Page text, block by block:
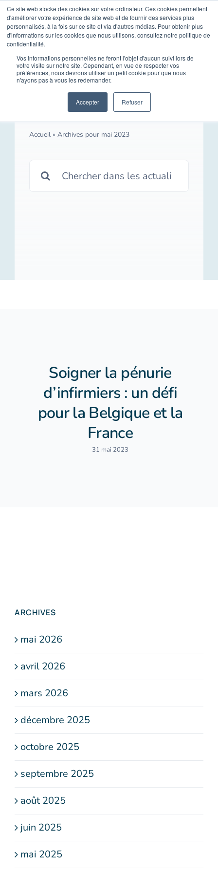
Ce site web stocke des cookies sur votre ordinateur. Ces cookies permettent
d'améliorer votre expérience de site web et de fournir des services plus
personnalisés, à la fois sur ce site et via d'autres médias. Pour obtenir plus
d'informations sur les cookies que nous utilisons, consultez notre politique de
confidentialité.
Vos informations personnelles ne feront l'objet d'aucun suivi lors de
votre visite sur notre site. Cependant, en vue de respecter vos
préférences, nous devrons utiliser un petit cookie pour que nous
n'ayons pas à vous les redemander.
Accepter Refuser
Skip
to
content
Opal Solutions
Toggle
Solutions
Vous êtes
mai 2023
Accueil » Archives pour mai 2023
Soigner la pénurie
d’infirmiers : un défi
pour la Belgique et la
France
31 mai 2023
ARCHIVES
mai 2026
avril 2026
mars 2026
décembre 2025
octobre 2025
septembre 2025
août 2025
juin 2025
mai 2025